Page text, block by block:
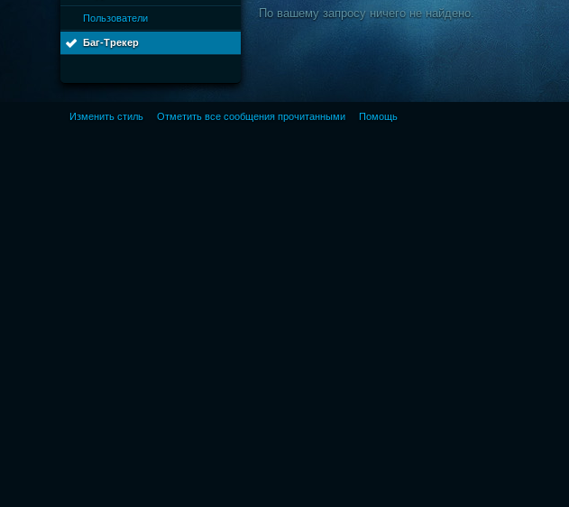
Пользователи
Баг-Трекер
По вашему запросу ничего не найдено.
Изменить стиль Отметить все сообщения прочитанными Помощь